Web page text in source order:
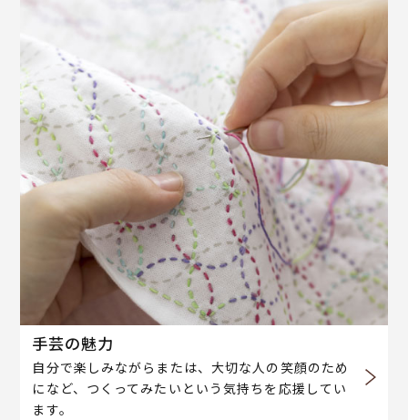
手芸の魅力
自分で楽しみながらまたは、大切な人の笑顔のため
になど、つくってみたいという気持ちを応援してい
ます。